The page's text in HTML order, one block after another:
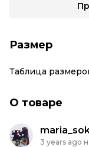
Размер
Таблица
О товаре
3 years ago